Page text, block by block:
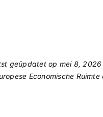
geüpdatet op mei 8,
Economische